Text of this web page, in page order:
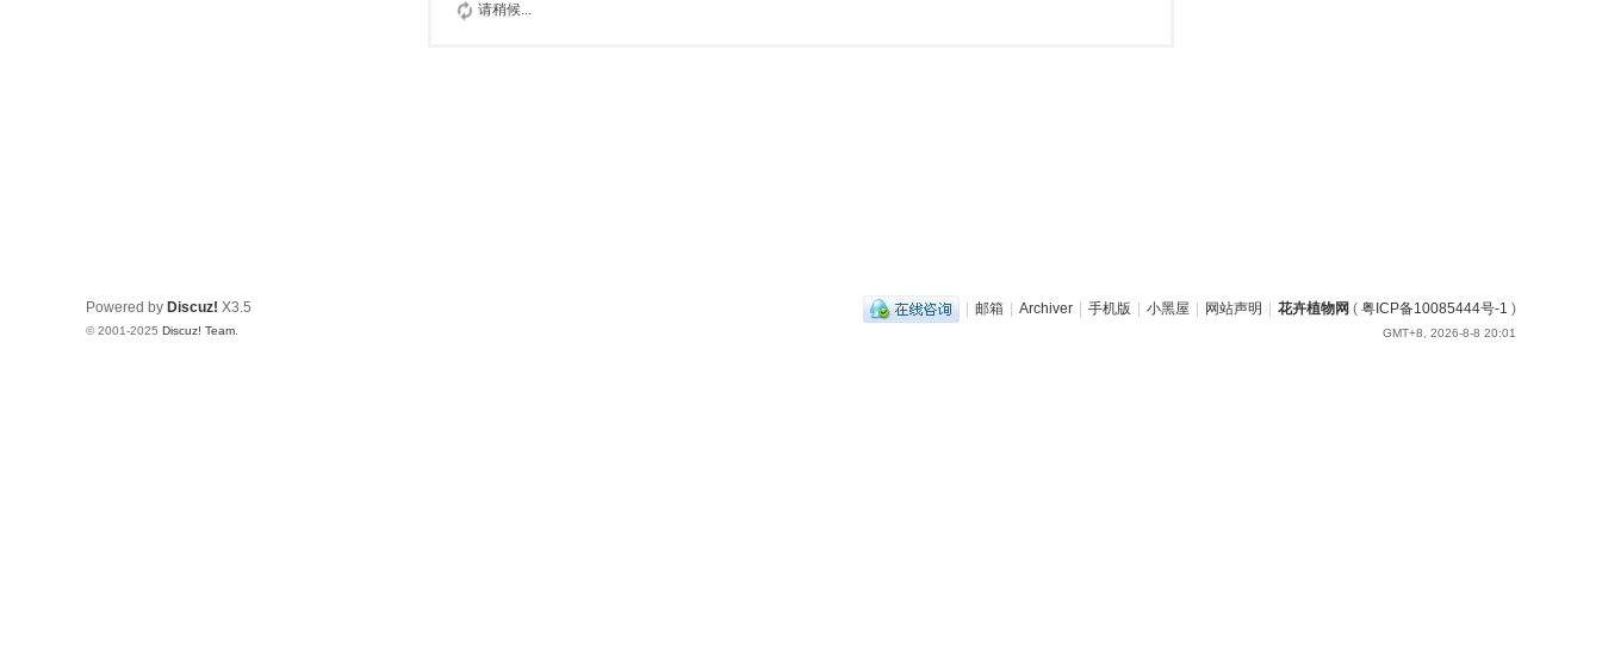
请稍候...
| 邮箱 | Archiver | 手机版 | 小黑屋 | 网站声明 | 花卉植物网 ( 粤ICP备10085444号-1 )
GMT+8, 2026-8-8 20:01
Powered by Discuz! X3.5
© 2001-2025 Discuz! Team